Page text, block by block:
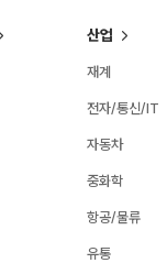
산업
재계
전자/통신/IT
자동차
중화학
항공/물류
유통